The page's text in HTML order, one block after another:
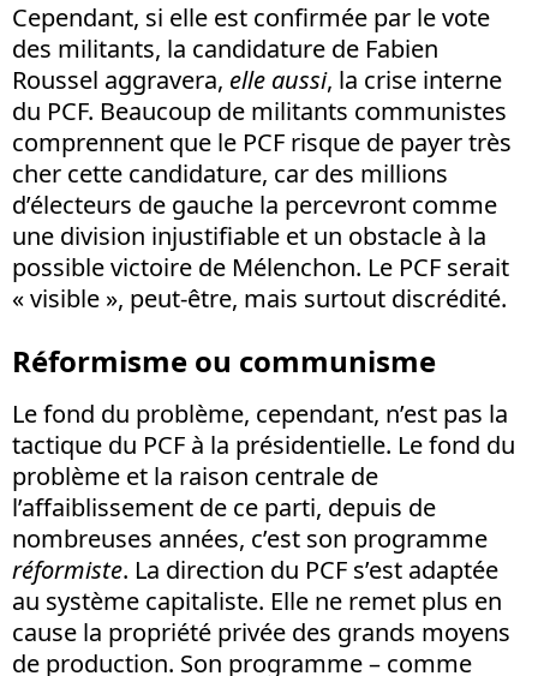
Cependant, si elle est confirmée par le vote
des militants, la candidature de Fabien
Roussel aggravera, elle aussi, la crise interne
du PCF. Beaucoup de militants communistes
comprennent que le PCF risque de payer très
cher cette candidature, car des millions
d’électeurs de gauche la percevront comme
une division injustifiable et un obstacle à la
possible victoire de Mélenchon. Le PCF serait
« visible », peut-être, mais surtout discrédité.
Réformisme ou communisme
Le fond du problème, cependant, n’est pas la
tactique du PCF à la présidentielle. Le fond du
problème et la raison centrale de
l’affaiblissement de ce parti, depuis de
nombreuses années, c’est son programme
réformiste. La direction du PCF s’est adaptée
au système capitaliste. Elle ne remet plus en
cause la propriété privée des grands moyens
de production. Son programme – comme